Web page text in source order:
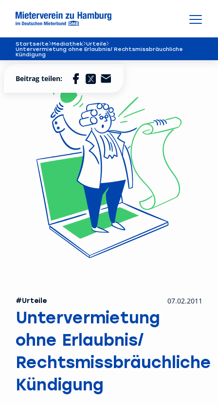
Startseite Mediathek Urteile
Untervermietung ohne Erlaubnis/ Rechtsmissbräuchliche
Kündigung
#Urteile 07.02.2011
Untervermietung
ohne Erlaubnis/
Rechtsmissbräuchliche
Kündigung
Beitrag teilen: